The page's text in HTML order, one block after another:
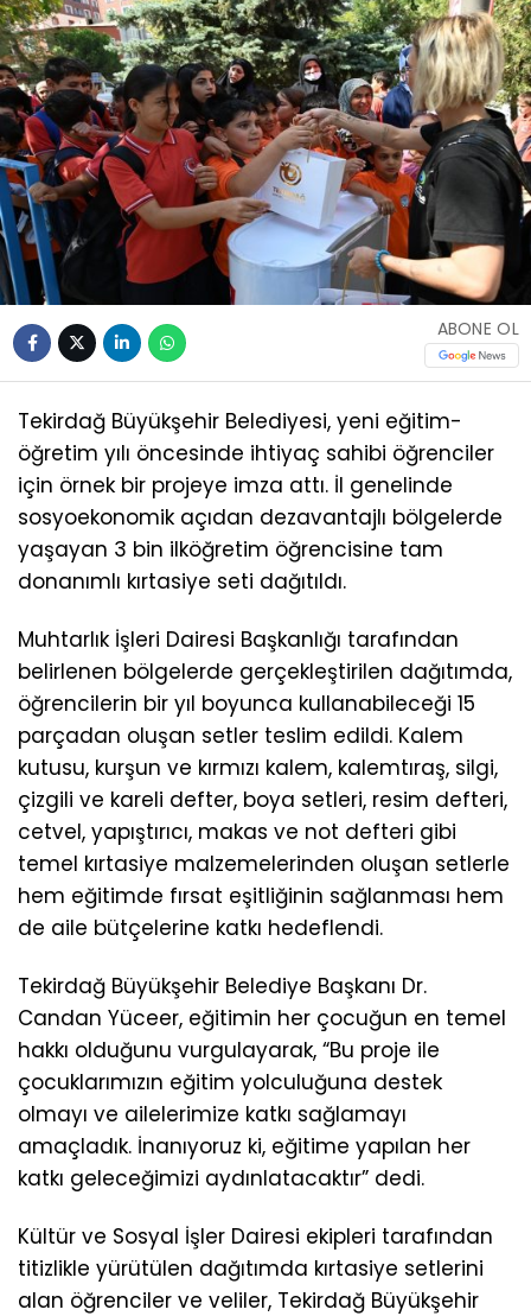
ABONE OL
Tekirdağ Büyükşehir Belediyesi, yeni eğitim-
öğretim yılı öncesinde ihtiyaç sahibi öğrenciler
için örnek bir projeye imza attı. İl genelinde
sosyoekonomik açıdan dezavantajlı bölgelerde
yaşayan 3 bin ilköğretim öğrencisine tam
donanımlı kırtasiye seti dağıtıldı.
Muhtarlık İşleri Dairesi Başkanlığı tarafından
belirlenen bölgelerde gerçekleştirilen dağıtımda,
öğrencilerin bir yıl boyunca kullanabileceği 15
parçadan oluşan setler teslim edildi. Kalem
kutusu, kurşun ve kırmızı kalem, kalemtıraş, silgi,
çizgili ve kareli defter, boya setleri, resim defteri,
cetvel, yapıştırıcı, makas ve not defteri gibi
temel kırtasiye malzemelerinden oluşan setlerle
hem eğitimde fırsat eşitliğinin sağlanması hem
de aile bütçelerine katkı hedeflendi.
Tekirdağ Büyükşehir Belediye Başkanı Dr.
Candan Yüceer, eğitimin her çocuğun en temel
hakkı olduğunu vurgulayarak, “Bu proje ile
çocuklarımızın eğitim yolculuğuna destek
olmayı ve ailelerimize katkı sağlamayı
amaçladık. İnanıyoruz ki, eğitime yapılan her
katkı geleceğimizi aydınlatacaktır” dedi.
Kültür ve Sosyal İşler Dairesi ekipleri tarafından
titizlikle yürütülen dağıtımda kırtasiye setlerini
alan öğrenciler ve veliler, Tekirdağ Büyükşehir